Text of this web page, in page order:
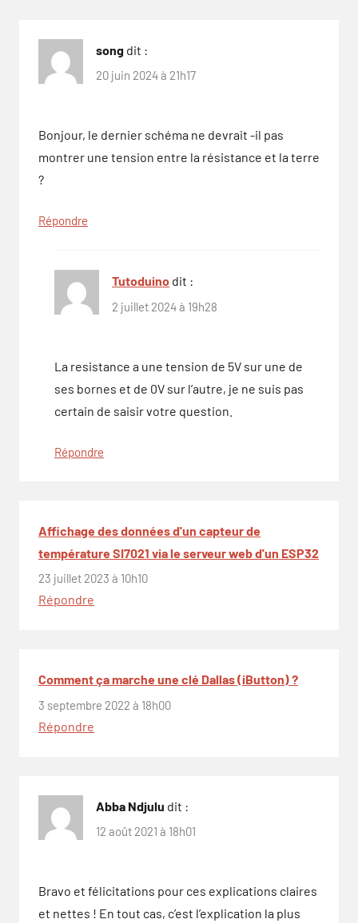
song dit :
20 juin 2024 à 21h17
Bonjour, le dernier schéma ne devrait -il pas
montrer une tension entre la résistance et la terre
?
Répondre
Tutoduino dit :
2 juillet 2024 à 19h28
La resistance a une tension de 5V sur une de
ses bornes et de 0V sur l’autre, je ne suis pas
certain de saisir votre question.
Répondre
Affichage des données d'un capteur de
température SI7021 via le serveur web d'un ESP32
23 juillet 2023 à 10h10
Répondre
Comment ça marche une clé Dallas (iButton) ?
3 septembre 2022 à 18h00
Répondre
Abba Ndjulu dit :
12 août 2021 à 18h01
Bravo et félicitations pour ces explications claires
et nettes ! En tout cas, c’est l’explication la plus